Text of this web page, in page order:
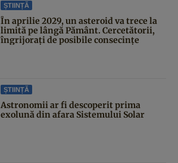
ȘTIINȚĂ
În aprilie 2029, un asteroid va trece la
limită pe lângă Pământ. Cercetătorii,
îngrijorați de posibile consecințe
ȘTIINȚĂ
Astronomii ar fi descoperit prima
exolună din afara Sistemului Solar